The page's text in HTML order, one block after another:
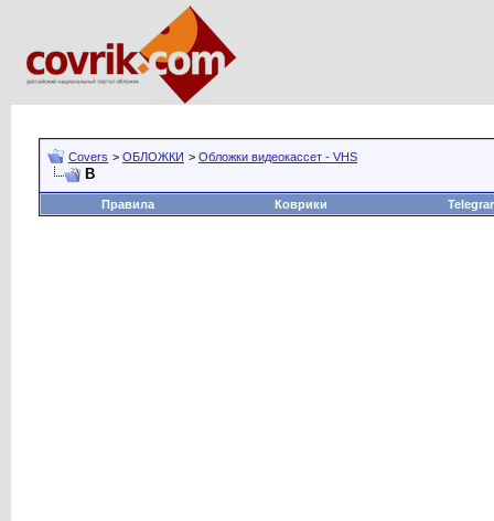
Covers > ОБЛОЖКИ > Обложки видеокассет - VHS
В
Правила Коврики